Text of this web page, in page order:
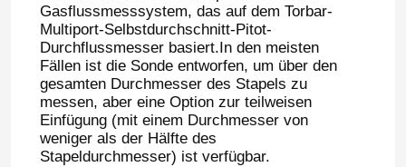
Gasflussmesssystem, das auf dem Torbar-
Multiport-Selbstdurchschnitt-Pitot-
Durchflussmesser basiert.In den meisten
Fällen ist die Sonde entworfen, um über den
gesamten Durchmesser des Stapels zu
messen, aber eine Option zur teilweisen
Einfügung (mit einem Durchmesser von
weniger als der Hälfte des
Stapeldurchmesser) ist verfügbar.